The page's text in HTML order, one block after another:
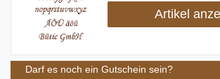
Artikel
Darf es noch ein Gutschein sein?